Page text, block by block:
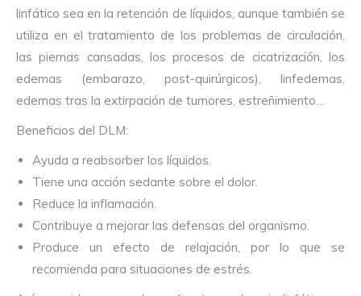
linfático sea en la retención de líquidos, aunque también se
utiliza en el tratamiento de los problemas de circulación,
las piernas cansadas, los procesos de cicatrización, los
edemas (embarazo, post-quirúrgicos), linfedemas,
edemas tras la extirpación de tumores, estreñimiento…
Beneficios del DLM:
Ayuda a reabsorber los líquidos.
Tiene una acción sedante sobre el dolor.
Reduce la inflamación.
Contribuye a mejorar las defensas del organismo.
Produce un efecto de relajación, por lo que se
recomienda para situaciones de estrés.